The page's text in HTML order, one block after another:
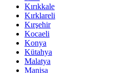
Kırıkkale
Kırklareli
Kırşehir
Kocaeli
Konya
Kütahya
Malatya
Manisa